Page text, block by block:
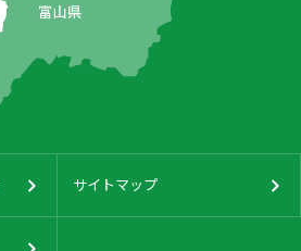
サイトマップ